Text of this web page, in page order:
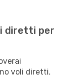
diretti per
voli diretti.